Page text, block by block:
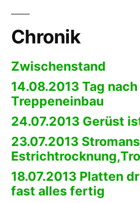
Chronik
Zwischenstand
14.08.2013 Tag nach
Treppeneinbau
24.07.2013 Gerüst
23.07.2013
18.07.2013 Platten
fast alles fertig